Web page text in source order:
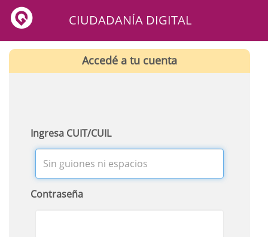
CIUDADANÍA DIGITAL
Accedé a tu cuenta
Ingresa CUIT/CUIL
Contraseña